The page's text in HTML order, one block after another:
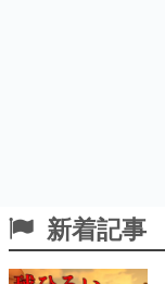
新着記事